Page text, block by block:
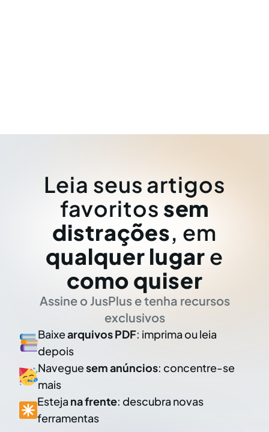
Leia seus artigos
favoritos sem
distrações, em
qualquer lugar e
como quiser
Assine o JusPlus e tenha recursos
exclusivos
Baixearquivos PDF: imprima ou leia
depois
Naveguesem anúncios: concentre-se
mais
Esteja na frente: descubra novas
ferramentas